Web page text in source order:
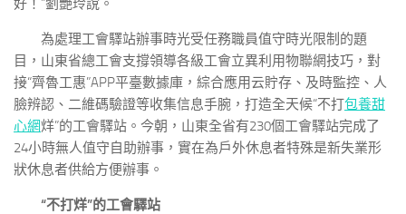
好！”劉艷玲說。
為處理工會驛站辦事時光受任務職員值守時光限制的題
目，山東省總工會支撐領導各級工會立異利用物聯網技巧，對
接“齊魯工惠”APP平臺數據庫，綜合應用云貯存、及時監控、人
臉辨認、二維碼驗證等收集信息手腕，打造全天候“不打包養甜
心網烊”的工會驛站。今朝，山東全省有230個工會驛站完成了
24小時無人值守自助辦事，實在為戶外休息者特殊是新失業形
狀休息者供給方便辦事。
“不打烊”的工會驛站